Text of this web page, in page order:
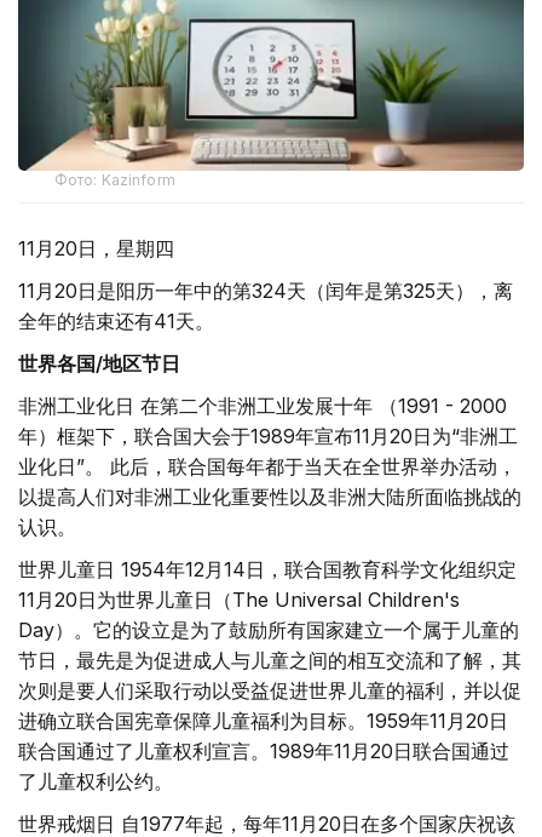
Фото: Kazinform
11月20日，星期四
11月20日是阳历一年中的第324天（闰年是第325天），离
全年的结束还有41天。
世界各国/地区节日
非洲工业化日 在第二个非洲工业发展十年 （1991 - 2000
年）框架下，联合国大会于1989年宣布11月20日为“非洲工
业化日”。 此后，联合国每年都于当天在全世界举办活动，
以提高人们对非洲工业化重要性以及非洲大陆所面临挑战的
认识。
世界儿童日 1954年12月14日，联合国教育科学文化组织定
11月20日为世界儿童日（The Universal Children's
Day）。它的设立是为了鼓励所有国家建立一个属于儿童的
节日，最先是为促进成人与儿童之间的相互交流和了解，其
次则是要人们采取行动以受益促进世界儿童的福利，并以促
进确立联合国宪章保障儿童福利为目标。1959年11月20日
联合国通过了儿童权利宣言。1989年11月20日联合国通过
了儿童权利公约。
世界戒烟日 自1977年起，每年11月20日在多个国家庆祝该